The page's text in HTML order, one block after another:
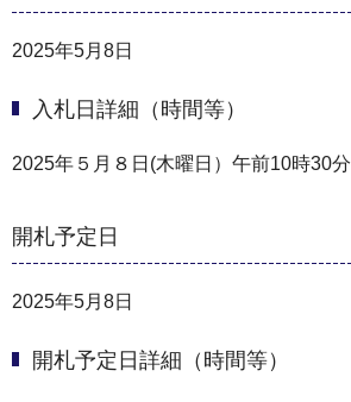
2025年5月8日
入札日詳細（時間等）
2025年５月８日(木曜日）午前10時30分
開札予定日
2025年5月8日
開札予定日詳細（時間等）